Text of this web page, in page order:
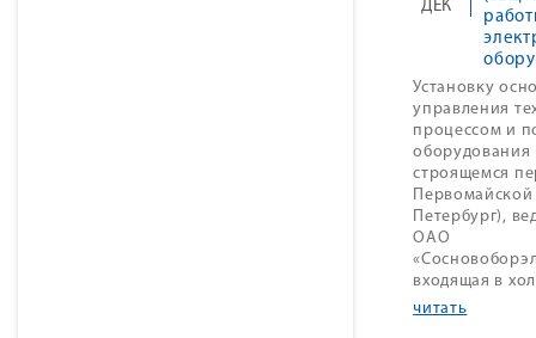
ДЕК
Установку
управления
процессом и
строящемся
Первомайской
Петербург),
ОАО
входящая в
читать